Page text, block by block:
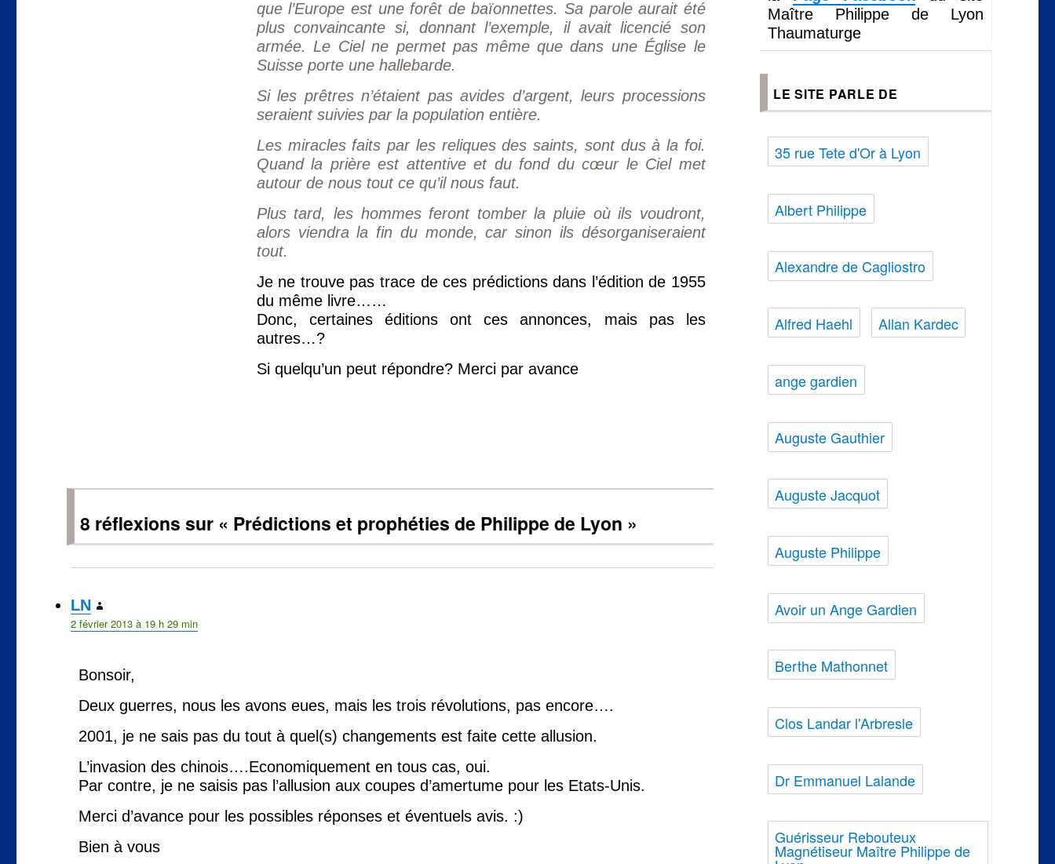
que l’Europe est une forêt de baïonnettes. Sa parole aurait été
plus convaincante si, donnant l’exemple, il avait licencié son
armée. Le Ciel ne permet pas même que dans une Église le
Suisse porte une hallebarde.
Si les prêtres n’étaient pas avides d’argent, leurs processions
seraient suivies par la population entière.
Les miracles faits par les reliques des saints, sont dus à la foi.
Quand la prière est attentive et du fond du cœur le Ciel met
autour de nous tout ce qu’il nous faut.
Plus tard, les hommes feront tomber la pluie où ils voudront,
alors viendra la fin du monde, car sinon ils désorganiseraient
tout.
Je ne trouve pas trace de ces prédictions dans l’édition de 1955
du même livre……
Donc, certaines éditions ont ces annonces, mais pas les
autres…?
Si quelqu’un peut répondre? Merci par avance
8 réflexions sur « Prédictions et prophéties de Philippe de Lyon »
LN
2 février 2013 à 19 h 29 min
Bonsoir,
Deux guerres, nous les avons eues, mais les trois révolutions, pas encore….
2001, je ne sais pas du tout à quel(s) changements est faite cette allusion.
L’invasion des chinois….Economiquement en tous cas, oui.
Par contre, je ne saisis pas l’allusion aux coupes d’amertume pour les Etats-Unis.
Merci d’avance pour les possibles réponses et éventuels avis. :)
Bien à vous
Maître Philippe de Lyon
Thaumaturge
LE SITE PARLE DE
35 rue Tete d'Or à Lyon
Albert Philippe
Alexandre de Cagliostro
Alfred Haehl Allan Kardec
ange gardien
Auguste Gauthier
Auguste Jacquot
Auguste Philippe
Avoir un Ange Gardien
Berthe Mathonnet
Clos Landar l'Arbresle
Dr Emmanuel Lalande
Guérisseur Rebouteux
Magnétiseur Maître Philippe de